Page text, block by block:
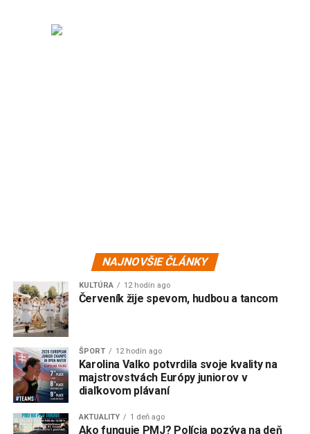
NAJNOVŠIE ČLÁNKY
KULTÚRA 12 hodín ago
Červeník žije spevom, hudbou a tancom
ŠPORT 12 hodín ago
Karolina Valko potvrdila svoje kvality na
majstrovstvách Európy juniorov v
diaľkovom plávaní
AKTUALITY 1 deň ago
Ako funguje PMJ? Polícia pozýva na deň